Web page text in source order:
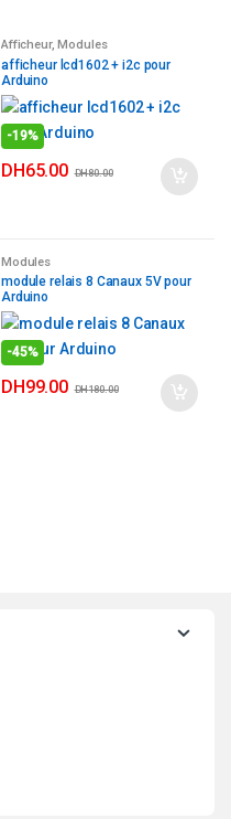
Afficheur,Modules
afficheur lcd1602 + i2c pour
Arduino
-19%
DH65.00 DH80.00
Modules
module relais 8 Canaux 5V pour
Arduino
-45%
DH99.00 DH180.00